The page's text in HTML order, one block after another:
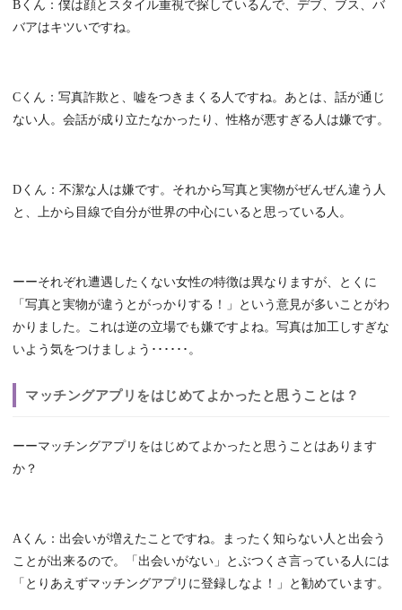
Bくん：僕は顔とスタイル重視で探しているんで、デブ、ブス、バ
バアはキツいですね。
Cくん：写真詐欺と、嘘をつきまくる人ですね。あとは、話が通じ
ない人。会話が成り立たなかったり、性格が悪すぎる人は嫌です。
Dくん：不潔な人は嫌です。それから写真と実物がぜんぜん違う人
と、上から目線で自分が世界の中心にいると思っている人。
ーーそれぞれ遭遇したくない女性の特徴は異なりますが、とくに
「写真と実物が違うとがっかりする！」という意見が多いことがわ
かりました。これは逆の立場でも嫌ですよね。写真は加工しすぎな
いよう気をつけましょう･･････。
マッチングアプリをはじめてよかったと思うことは？
ーーマッチングアプリをはじめてよかったと思うことはあります
か？
Aくん：出会いが増えたことですね。まったく知らない人と出会う
ことが出来るので。「出会いがない」とぶつくさ言っている人には
「とりあえずマッチングアプリに登録しなよ！」と勧めています。